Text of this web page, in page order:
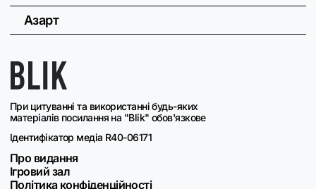
При цитуванні та використанні будь-яких
матеріалів посилання на "Blik" обов'язкове
Ідентифікатор медіа R40-06171
Про видання
Ігровий зал
Політика конфіденційності
Азарт